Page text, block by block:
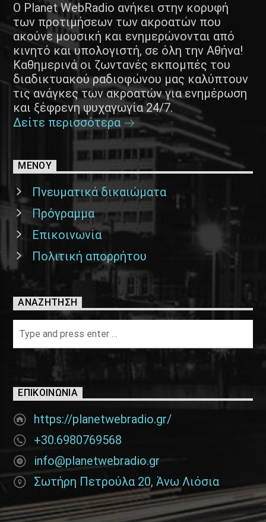
Ο Planet WebRadio ανήκει στην κορυφή
των προτιμήσεων των ακροατών που
ακούνε μουσική και ενημερώνονται από
κινητό και υπολογιστή, σε όλη την Αθήνα!
Καθημερινά οι ζωντανές εκπομπές του
διαδικτυακού ραδιοφώνου μας καλύπτουν
τις ανάγκες των ακροατών για ενημέρωση
και ξέφρενη ψυχαγωγία 24/7.
Δείτε περισσότερα
ΜΕΝΟΥ
Πνευματικά δικαιώματα
Πρόγραμμα
Επικοινωνία
Πολιτική απορρήτου
ΑΝΑΖΉΤΗΣΗ
ΕΠΙΚΟΙΝΩΝΊΑ
https://planetwebradio.gr/
+30.6980769568
info@planetwebradio.gr
Σωτήρη Πετρούλα 20, Άνω Λιόσια